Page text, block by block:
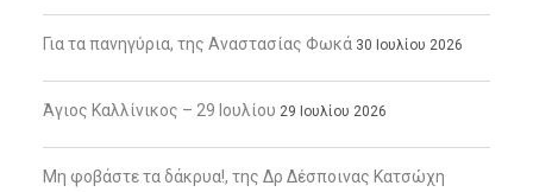
Για τα πανηγύρια, της Αναστασίας Φωκά 30 Ιουλίου 2026
Άγιος Καλλίνικος – 29 Ιουλίου 29 Ιουλίου 2026
Μη φοβάστε τα δάκρυα!, της Δρ Δέσποινας Κατσώχη